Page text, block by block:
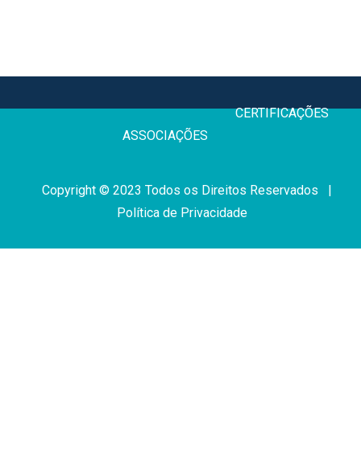
Copyright © 2023 Todos os Direitos Reservados |
Política de Privacidade